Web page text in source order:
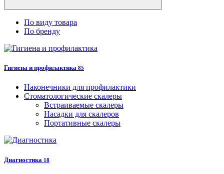
По виду товара
По бренду
Гигиена и профилактика 85
Наконечники для профилактики
Стоматологические скалеры
Встраиваемые скалеры
Насадки для скалеров
Портативные скалеры
Диагностика 18